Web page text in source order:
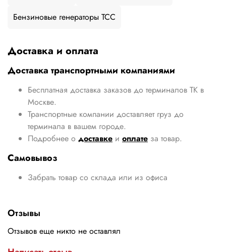
Бензиновые генераторы ТСС
Доставка и оплата
Доставка транспортными компаниями
Бесплатная доставка заказов до терминалов ТК в
Москве.
Транспортные компании доставляет груз до
терминала в вашем городе.
Подробнее о доставке и оплате за товар.
Самовывоз
Забрать товар со склада или из офиса
Отзывы
Отзывов еще никто не оставлял